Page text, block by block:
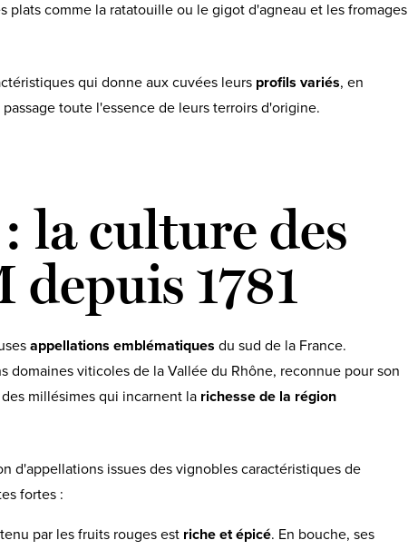
plats comme la ratatouille ou le gigot d'agneau et les fromages
qui donne aux cuvées leurs profils variés, en
toute l'essence de leurs terroirs d'origine.
la culture des
depuis 1781
appellations emblématiques du sud de la France.
domaines viticoles de la Vallée du Rhône, reconnue pour son
millésimes qui incarnent la richesse de la région
d'appellations issues des vignobles caractéristiques de
fortes :
par les fruits rouges est riche et épicé. En bouche, ses